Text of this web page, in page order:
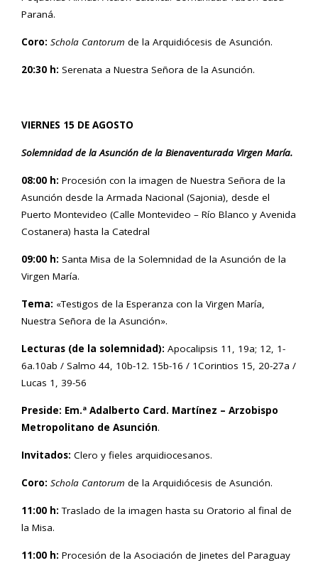
Paraná.
Coro: Schola Cantorum de la Arquidiócesis de Asunción.
20:30 h: Serenata a Nuestra Señora de la Asunción.
VIERNES 15 DE AGOSTO
Solemnidad de la Asunción de la Bienaventurada Virgen María.
08:00 h: Procesión con la imagen de Nuestra Señora de la
Asunción desde la Armada Nacional (Sajonia), desde el
Puerto Montevideo (Calle Montevideo – Río Blanco y Avenida
Costanera) hasta la Catedral
09:00 h: Santa Misa de la Solemnidad de la Asunción de la
Virgen María.
Tema: «Testigos de la Esperanza con la Virgen María,
Nuestra Señora de la Asunción».
Lecturas (de la solemnidad): Apocalipsis 11, 19a; 12, 1-
6a.10ab / Salmo 44, 10b-12. 15b-16 / 1Corintios 15, 20-27a /
Lucas 1, 39-56
Preside: Em.ª Adalberto Card. Martínez – Arzobispo
Metropolitano de Asunción.
Invitados: Clero y fieles arquidiocesanos.
Coro: Schola Cantorum de la Arquidiócesis de Asunción.
11:00 h:Traslado de la imagen hasta su Oratorio al final de
la Misa.
11:00 h: Procesión de la Asociación de Jinetes del Paraguay